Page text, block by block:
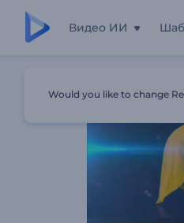
Видео ИИ
Would you like to change